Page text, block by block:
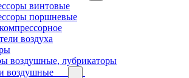
винтовые
поршневые
воздуха
воздушные, лубрикаторы
воздушные